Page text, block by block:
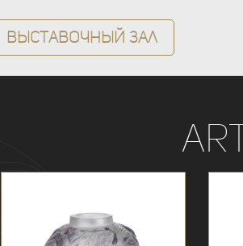
Выставочный зал